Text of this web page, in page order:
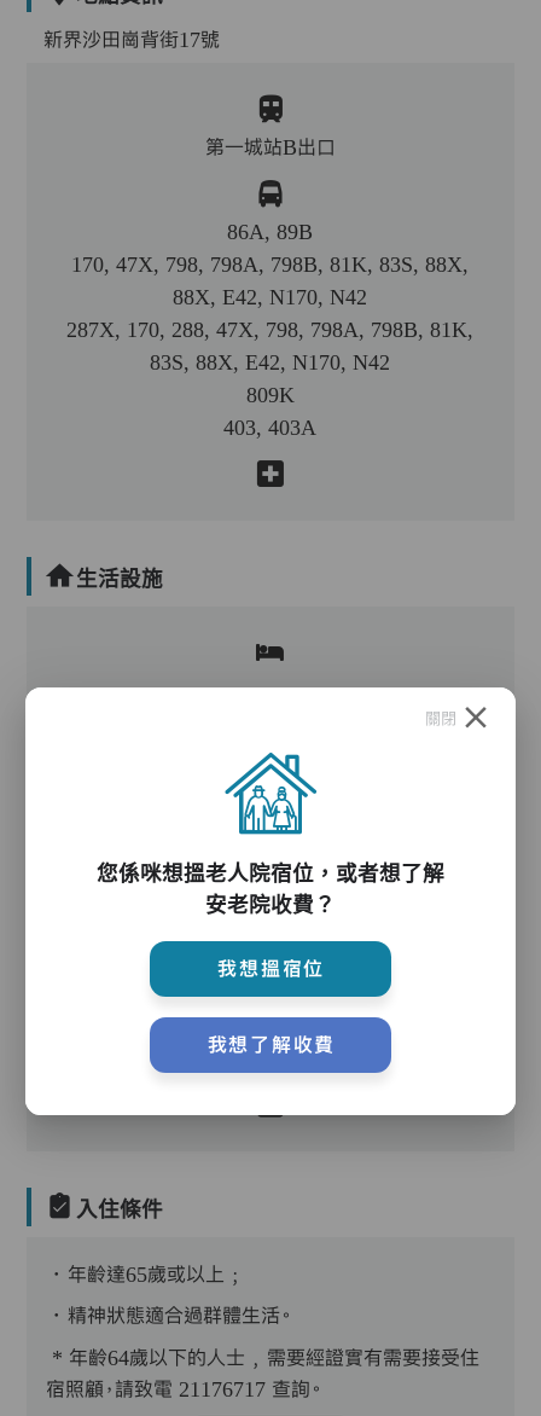
新界沙田崗背街17號
第一城站B出口
86A, 89B
170, 47X, 798, 798A, 798B, 81K, 83S, 88X,
88X, E42, N170, N42
287X, 170, 288, 47X, 798, 798A, 798B, 81K,
83S, 88X, E42, N170, N42
809K
403, 403A
生活設施
護理服務
護理評估、執藥、核派藥、量度生命表徵、協助沐
浴、餵飯、換尿片
入住條件
．年齡達65歲或以上﹔
．精神狀態適合過群體生活。
* 年齡64歲以下的人士﹐需要經證實有需要接受住
宿照顧，請致電 21176717 查詢。
關閉
您係咪想搵老人院宿位，或者想了解
安老院收費？
我想搵宿位
我想了解收費